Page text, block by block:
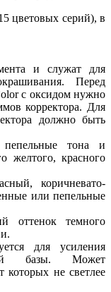
цветовых серий), в
и служат для
Перед
с оксидом нужно
корректора. Для
должно быть
тона и
желтого, красного
коричневато-
или пепельные
оттенок темного
для усиления
базы. Может
которых не светлее